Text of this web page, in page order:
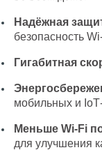
Надёжная
безопасность
Гигабитная
мобильных и
Меньше Wi-Fi
для улучшения